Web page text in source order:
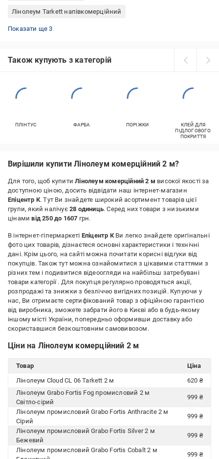
Лінолеум Tarkett напівкомерційний
Лінолеум Tarkett для кухні
Лінолеум Tarkett Favorit
Лінолеум комерційний 3 м
Показати ще 3
Також купують з категорій
ПЛІНТУС ФАРБА ПОРІЖКИ
КЛЕЙ ДЛЯ
ПІДЛОГОВОГО
ПОКРИТТЯ
Вирішили купити Лінолеум комерційний 2 м?
Для того, щоб купитиЛінолеум комерційний 2 м високої якості за
доступною ціною, досить відвідати наш інтернет-магазин
Епіцентр К. Тут Ви знайдете широкий асортимент товарів цієї
групи, який налічує 28 одиниць. Серед них товари з низькими
цінамивід 250 до 1607 грн.
В інтернет-гіпермаркеті Епіцентр КВи легко знайдете оригінальні
фото цих товарів, дізнаєтеся основні характеристики і технічні
дані. Крім цього, на сайті можна почитати корисні відгуки від
покупців. Також тут можна ознайомитися з цікавими статтями з
різних тем і подивитися відеоогляди на найбільш затребувані
товари категорії . Для покупця регулярно проводяться акції,
розпродажі та знижки з безліччю вигідних позицій. Купуючи у
нас, Ви отримаєте сертифікований товар з офіційною гарантією
від виробника, зможете забрати його в Києві або в будь-якому
іншому місті України, попередньо оформивши доставку або
скориставшися безкоштовним самовивозом.
Ціни на Лінолеум комерційний 2 м
Товар
Ціна
Лінолеум Cloud CL 06 Tarkett 2 м
620 ₴
Лінолеум Grabo Fortis Fog промисловий 2 м
Світло-сірий
999 ₴
Лінолеум промисловий Grabo Fortis Anthracite 2 м
Сірий
999 ₴
Лінолеум промисловий Grabo Fortis Silver 2 м
Бежевий
999 ₴
Лінолеум промисловий Grabo Fortis Cobalt 2 м
999 ₴